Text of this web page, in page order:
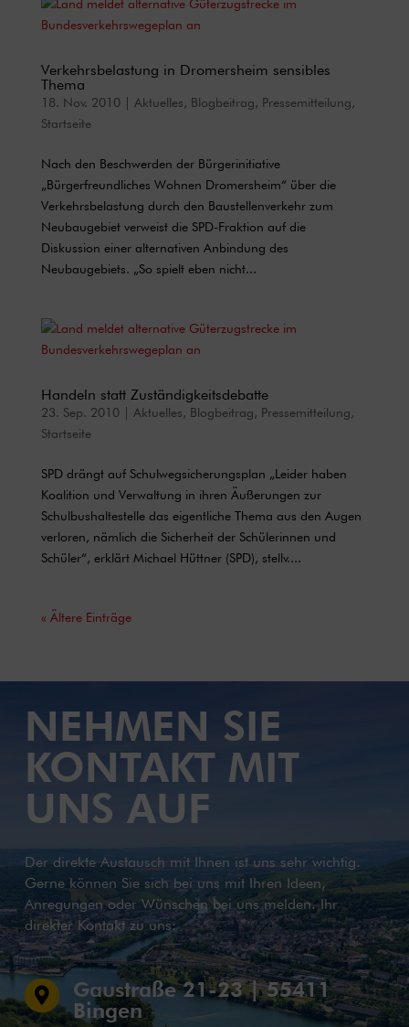
Verkehrsbelastung in Dromersheim sensibles
Thema
18. Nov. 2010| Aktuelles, Blogbeitrag, Pressemitteilung,
Startseite
Nach den Beschwerden der Bürgerinitiative
„Bürgerfreundliches Wohnen Dromersheim“ über die
Verkehrsbelastung durch den Baustellenverkehr zum
Neubaugebiet verweist die SPD-Fraktion auf die
Diskussion einer alternativen Anbindung des
Neubaugebiets. „So spielt eben nicht...
Handeln statt Zuständigkeitsdebatte
23. Sep. 2010| Aktuelles, Blogbeitrag, Pressemitteilung,
Startseite
SPD drängt auf Schulwegsicherungsplan „Leider haben
Koalition und Verwaltung in ihren Äußerungen zur
Schulbushaltestelle das eigentliche Thema aus den Augen
verloren, nämlich die Sicherheit der Schülerinnen und
Schüler“, erklärt Michael Hüttner (SPD), stellv....
« Ältere Einträge
NEHMEN SIE
KONTAKT MIT
UNS AUF
Der direkte Austausch mit Ihnen ist uns sehr wichtig.
Gerne können Sie sich bei uns mit Ihren Ideen,
Anregungen oder Wünschen bei uns melden. Ihr
direkter Kontakt zu uns:

Gaustraße 21-23 | 55411
Bingen